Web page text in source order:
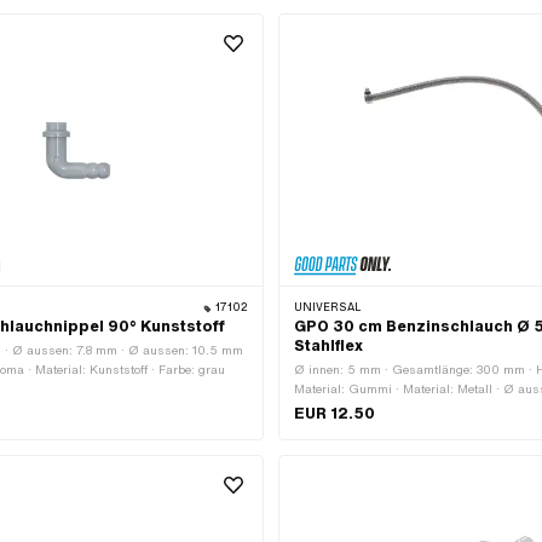
17102
90° Kunststoff
Ø aussen: 7.8 mm · Ø aussen: 10.5 mm
· Material: Kunststoff · Farbe: grau
UNIVERSAL
GPO 30 cm Benzinschlauch Ø
Stahlflex
Ø innen: 5 mm · Gesamtlänge: 300 mm ·
Material: Gummi · Material: Metall · Ø
EUR 12.50